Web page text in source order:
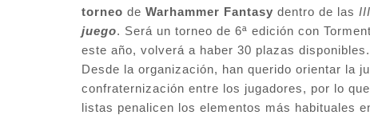
torneo de Warhammer Fantasy dentro de las
juego. Será un torneo de 6ª edición con
este año, volverá a haber 30 plazas disponibles.
Desde la organización, han querido orientar la
confraternización entre los jugadores, por lo
listas penalicen los elementos más habituales